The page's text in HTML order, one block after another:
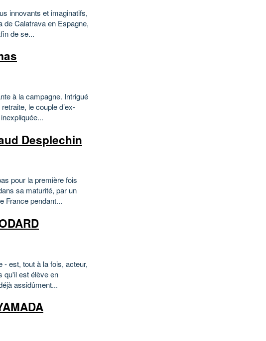
innovants et imaginatifs,
de Calatrava en Espagne,
de se...
à la campagne. Intrigué
le couple d’ex-
Desplechin
pour la première fois
sa maturité, par un
France pendant...
est, tout à la fois, acteur,
qu'il est élève en
assidûment...